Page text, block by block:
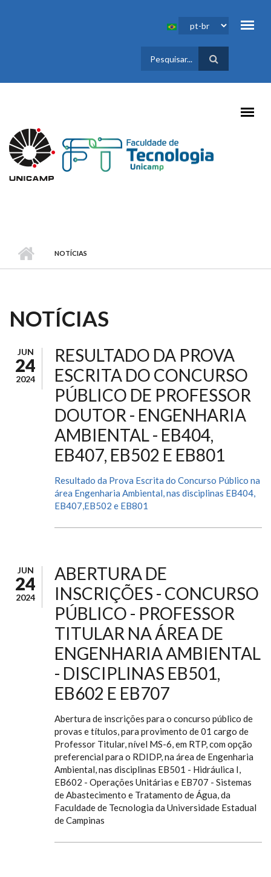
FORMULÁRIO
DE BUSCA
NOTÍCIAS
NOTÍCIAS
JUN
24
2024
RESULTADO DA PROVA
ESCRITA DO CONCURSO
PÚBLICO DE PROFESSOR
DOUTOR - ENGENHARIA
AMBIENTAL - EB404,
EB407, EB502 E EB801
Resultado da Prova Escrita do Concurso Público na
área Engenharia Ambiental, nas disciplinas EB404,
EB407,EB502 e EB801
JUN
24
2024
ABERTURA DE
INSCRIÇÕES - CONCURSO
PÚBLICO - PROFESSOR
TITULAR NA ÁREA DE
ENGENHARIA AMBIENTAL
- DISCIPLINAS EB501,
EB602 E EB707
Abertura de inscrições para o concurso público de
provas e títulos, para provimento de 01 cargo de
Professor Titular, nível MS-6, em RTP, com opção
preferencial para o RDIDP, na área de Engenharia
Ambiental, nas disciplinas EB501 - Hidráulica I,
EB602 - Operações Unitárias e EB707 - Sistemas
de Abastecimento e Tratamento de Água, da
Faculdade de Tecnologia da Universidade Estadual
de Campinas